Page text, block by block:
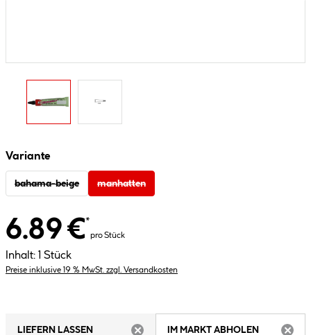
Variante
bahama-beige manhatten
6.89 €*
pro Stück
Inhalt: 1 Stück
Preise inklusive 19 % MwSt. zzgl. Versandkosten
LIEFERN LASSEN
IM MARKT ABHOLEN